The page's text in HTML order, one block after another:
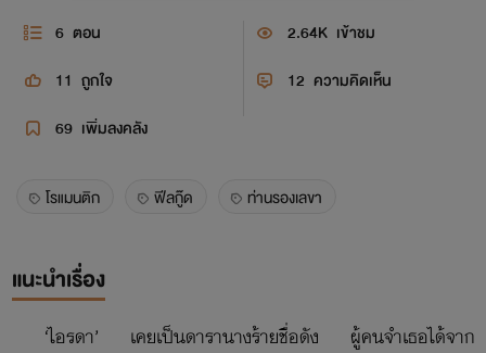
6 ตอน 2.64K เข้าชม
11 ถูกใจ 12 ความคิดเห็น
69 เพิ่มลงคลัง
โรแมนติก ฟีลกู๊ด ท่านรองเลขา
แนะนำเรื่อง
‘ไอรดา’ เคยเป็นดารานางร้ายชื่อดัง ผู้คนจำเธอได้จาก